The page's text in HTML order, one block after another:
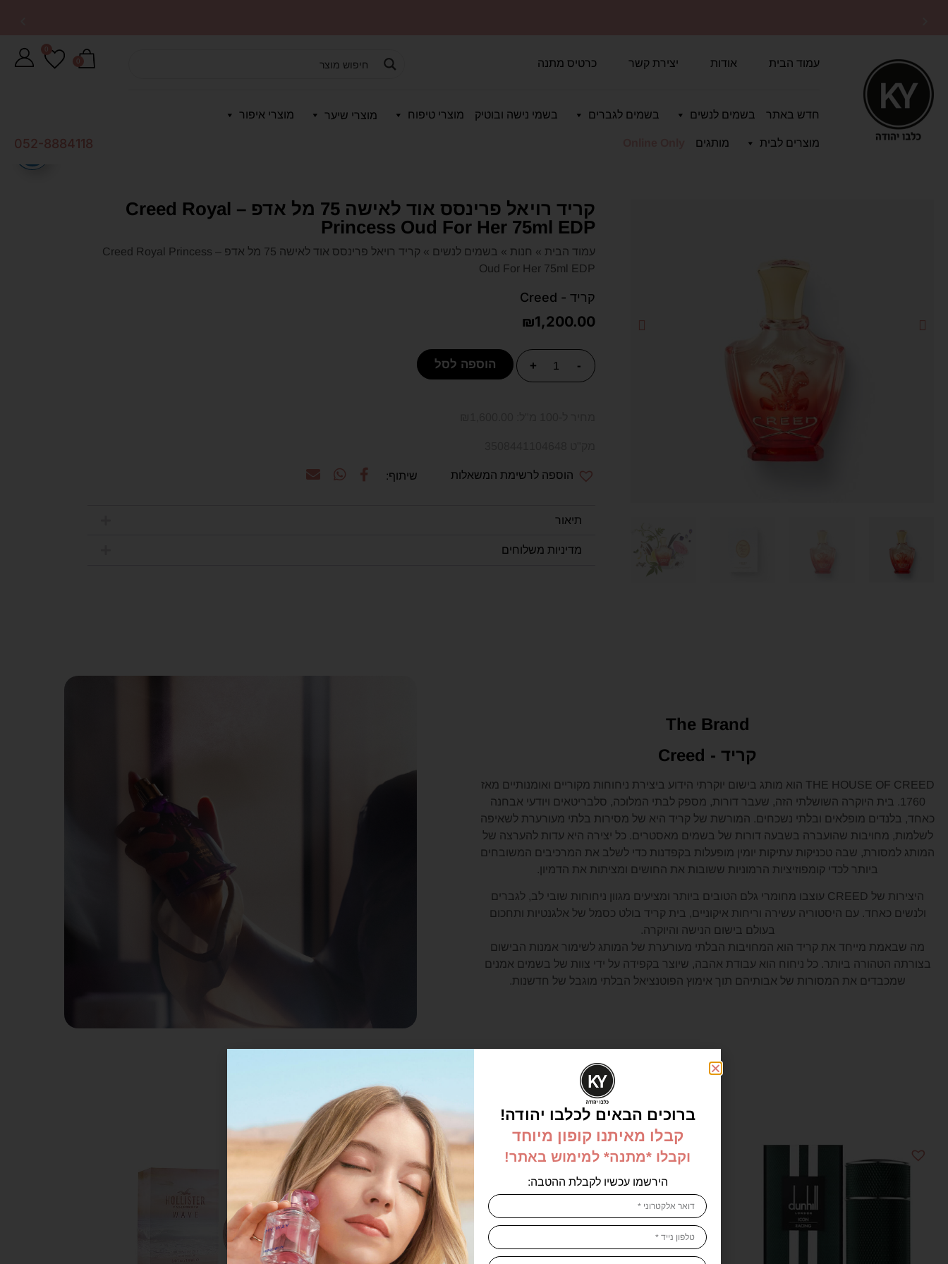
עמוד הבית
אודות יצירת קשר כרטיס מתנה
חדש באתר בשמים לנשים בשמים לגברים בשמי נישה ובוטיק מוצרי טיפוח מוצרי שיער מוצרי איפור
מוצרים לבית מותגים
0
0
052-8884118
קריד רויאל פרינסס אוד לאישה 75 מל אדפ – Creed Royal
Princess Oud For Her 75ml EDP
עמוד הבית » חנות » בשמים לנשים »
קריד רויאל פרינסס אוד לאישה 75 מל אדפ – Creed Royal Princess
Oud For Her 75ml EDP
קריד - Creed
₪1,200.00
-
+ הוספה לסל
הוספה לרשימת המשאלות
תיאור
מדיניות משלוחים
The Brand
קריד - Creed
‏THE HOUSE OF CREED הוא מותג בישום יוקרתי הידוע ביצירת ניחוחות מקוריים ואומנותיים מאז
1760. בית היוקרה השושלתי הזה, שעבר דורות, מספק לבתי המלוכה, סלבריטאים ויודעי אבחנה
כאחד, בלנדים מופלאים ובלתי נשכחים. המורשת של קריד היא של מסירות בלתי מעורערת לשאיפה
לשלמות, מחויבות שהועברה בשבעה דורות של בשמים מאסטרים. כל יצירה היא עדות להערצה של
המותג למסורת, שבה טכניקות עתיקות יומין מופעלות בקפדנות כדי לשלב את המרכיבים המשובחים
ביותר לכדי קומפוזיציות הרמוניות ששובות את החושים ומציתות את הדמיון.
היצירות של CREED עוצבו מחומרי גלם הטובים ביותר ומציעים מגוון ניחוחות שובי לב, לגברים
ולנשים כאחד. עם היסטוריה עשירה וריחות איקוניים, בית קריד בולט כסמל של אלגנטיות ותחכום
בעולם בישום הנישה והיוקרה.
מה שבאמת מייחד את קריד הוא המחויבות הבלתי מעורערת של המותג לשימור אמנות הבישום
בצורתה הטהורה ביותר. כל ניחוח הוא עבודת אהבה, שיוצר בקפידה על ידי צוות של בשמים אמנים
שמכבדים את המסורות של אבותיהם תוך אימוץ הפוטנציאל הבלתי מוגבל של חדשנות.
מוצרים קשורים
ברוכים הבאים לכלבו יהודה!
קבלו מאיתנו קופון מיוחד
וקבלו *מתנה* למימוש באתר!
הירשמו עכשיו לקבלת ההטבה: